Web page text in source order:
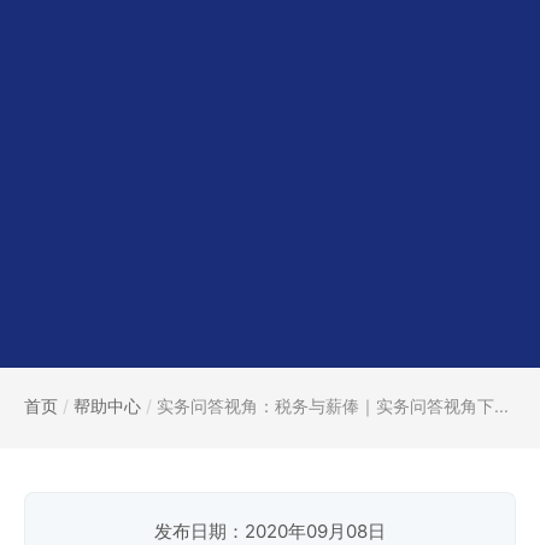
首页 / 帮助中心 / 实务问答视角：税务与薪俸｜实务问答视角下...
发布日期：2020年09月08日